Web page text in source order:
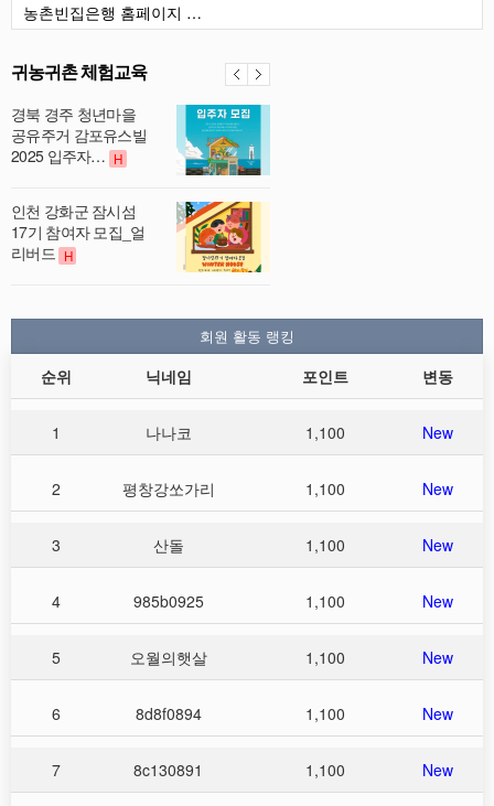
농촌빈집은행 홈페이지 …
귀농귀촌 체험교육
경북 경주 청년마을
공유주거 감포유스빌
2025 입주자… H
인천 강화군 잠시섬
17기 참여자 모집_얼
리버드 H
회원 활동 랭킹
순위 닉네임 포인트 변동
1 나나코 1,100 New
2 평창강쏘가리 1,100 New
3 산돌 1,100 New
4 985b0925 1,100 New
5 오월의햇살 1,100 New
6 8d8f0894 1,100 New
7 8c130891 1,100 New